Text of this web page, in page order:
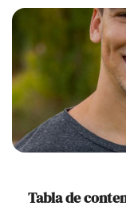
Relaciones
Familia
Ayuda
Cursos
Recursos
Tabla de